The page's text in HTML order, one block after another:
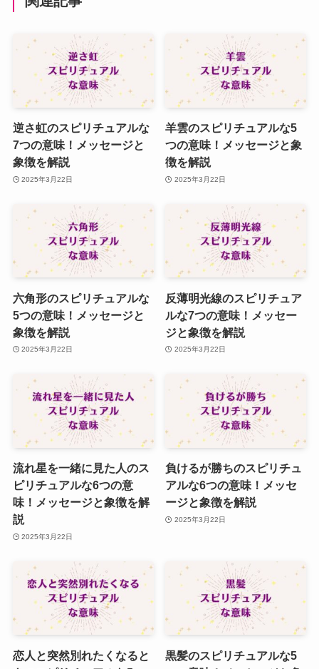
逆さ虹のスピリチュアルな
7つの意味！メッセージと
象徴を解説
2025年3月22日
羊雲のスピリチュアルな5
つの意味！メッセージと象
徴を解説
2025年3月22日
六角形のスピリチュアルな
5つの意味！メッセージと
象徴を解説
2025年3月22日
反薄明光線のスピリチュア
ルな7つの意味！メッセー
ジと象徴を解説
2025年3月22日
流れ星を一緒に見た人のス
ピリチュアルな6つの意
味！メッセージと象徴を解
説
2025年3月22日
負けるが勝ちのスピリチュ
アルな6つの意味！メッセ
ージと象徴を解説
2025年3月22日
恋人と突然別れたくなると
黒髪のスピリチュアルな5